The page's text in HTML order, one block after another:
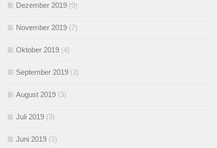
Dezember 2019 (9)
November 2019 (7)
Oktober 2019 (4)
September 2019 (3)
August 2019 (3)
Juli 2019 (3)
Juni 2019 (3)